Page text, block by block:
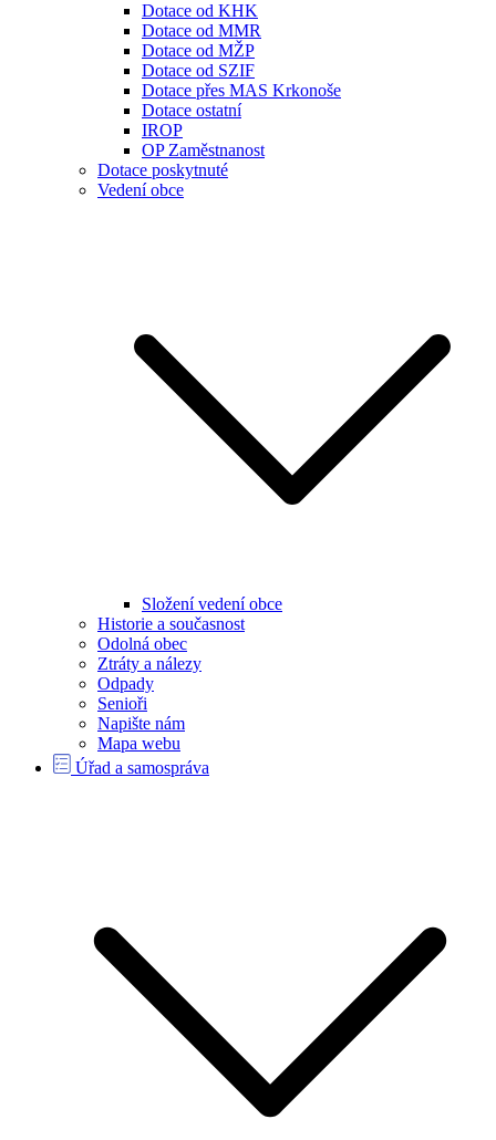
Dotace od KHK
Dotace od MMR
Dotace od MŽP
Dotace od SZIF
Dotace přes MAS Krkonoše
Dotace ostatní
IROP
OP Zaměstnanost
Dotace poskytnuté
Vedení obce
Složení vedení obce
Historie a současnost
Odolná obec
Ztráty a nálezy
Odpady
Senioři
Napište nám
Mapa webu
Úřad a samospráva